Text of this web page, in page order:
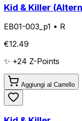
Kid & Killer
EB01-003_p1 • R
€12.49
✨ +24 Z-Points
Aggiungi al Carrello